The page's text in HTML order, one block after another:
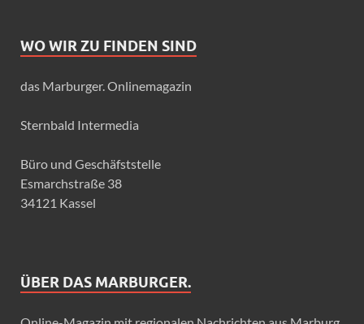
WO WIR ZU FINDEN SIND
das Marburger. Onlinemagazin
Sternbald Intermedia
Büro und Geschäfststelle
Esmarchstraße 38
34121 Kassel
ÜBER DAS MARBURGER.